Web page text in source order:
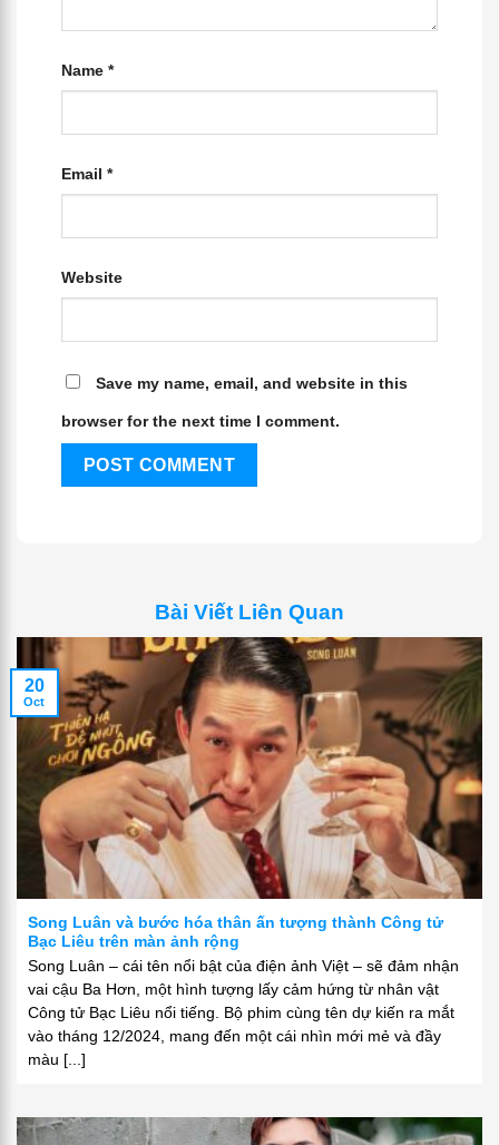
Name *
Email *
Website
Save my name, email, and website in this
browser for the next time I comment.
Bài Viết Liên Quan
Song Luân và bước hóa thân ấn tượng thành Công tử
Bạc Liêu trên màn ảnh rộng
Song Luân – cái tên nổi bật của điện ảnh Việt – sẽ đảm nhận
vai cậu Ba Hơn, một hình tượng lấy cảm hứng từ nhân vật
Công tử Bạc Liêu nổi tiếng. Bộ phim cùng tên dự kiến ra mắt
vào tháng 12/2024, mang đến một cái nhìn mới mẻ và đầy
màu [...]
20
Oct